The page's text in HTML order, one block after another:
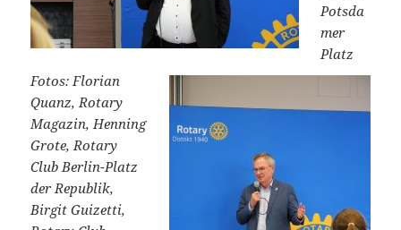
Potsda
mer
Platz
Fotos: Florian
Quanz, Rotary
Magazin, Henning
Grote, Rotary
Club Berlin-Platz
der Republik,
Birgit Guizetti,